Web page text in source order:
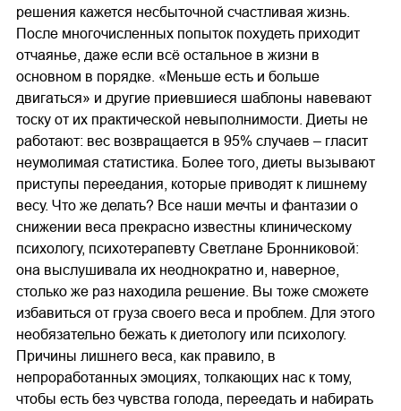
решения кажется несбыточной счастливая жизнь.
После многочисленных попыток похудеть приходит
отчаянье, даже если всё остальное в жизни в
основном в порядке. «Меньше есть и больше
двигаться» и другие приевшиеся шаблоны навевают
тоску от их практической невыполнимости. Диеты не
работают: вес возвращается в 95% случаев – гласит
неумолимая статистика. Более того, диеты вызывают
приступы переедания, которые приводят к лишнему
весу. Что же делать? Все наши мечты и фантазии о
снижении веса прекрасно известны клиническому
психологу, психотерапевту Светлане Бронниковой:
она выслушивала их неоднократно и, наверное,
столько же раз находила решение. Вы тоже сможете
избавиться от груза своего веса и проблем. Для этого
необязательно бежать к диетологу или психологу.
Причины лишнего веса, как правило, в
непроработанных эмоциях, толкающих нас к тому,
чтобы есть без чувства голода, переедать и набирать